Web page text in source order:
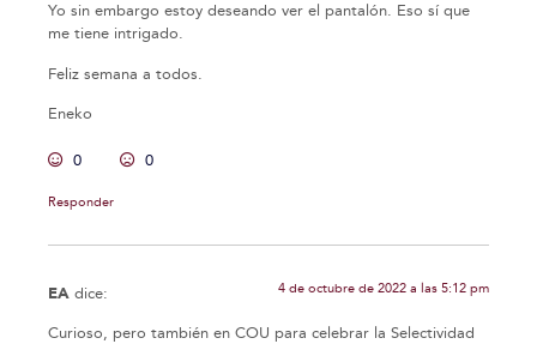
Yo sin embargo estoy deseando ver el pantalón. Eso sí que
me tiene intrigado.
Feliz semana a todos.
Eneko
0 0
Responder
EA dice: 4 de octubre de 2022 a las 5:12 pm
Curioso, pero también en COU para celebrar la Selectividad